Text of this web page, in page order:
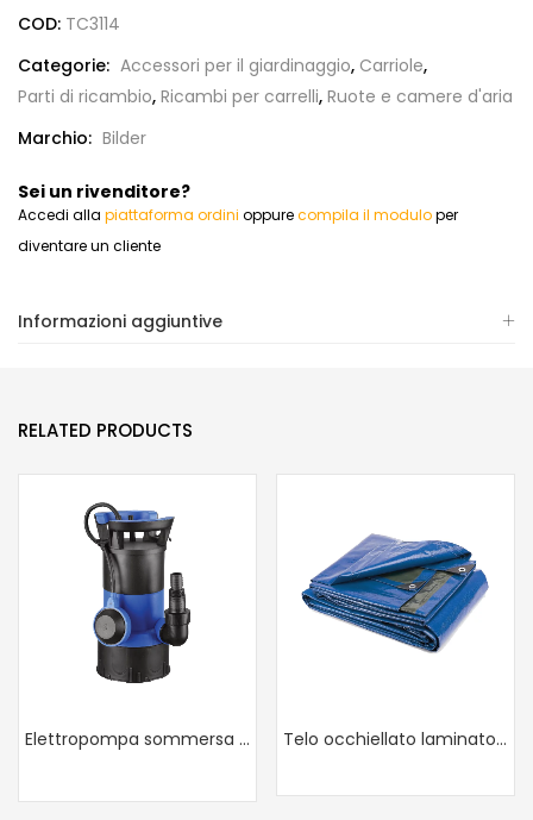
COD: TC3114
Categorie: Accessori per il giardinaggio, Carriole,
Parti di ricambio, Ricambi per carrelli, Ruote e camere d'aria
Marchio: Bilder
Sei un rivenditore?
Accedi alla piattaforma ordini oppurecompila il moduloper
diventare un cliente
Informazioni aggiuntive
RELATED PRODUCTS
Elettropompa sommersa combinata – acque chiare e scure Telo occhiellato laminato 200 gr